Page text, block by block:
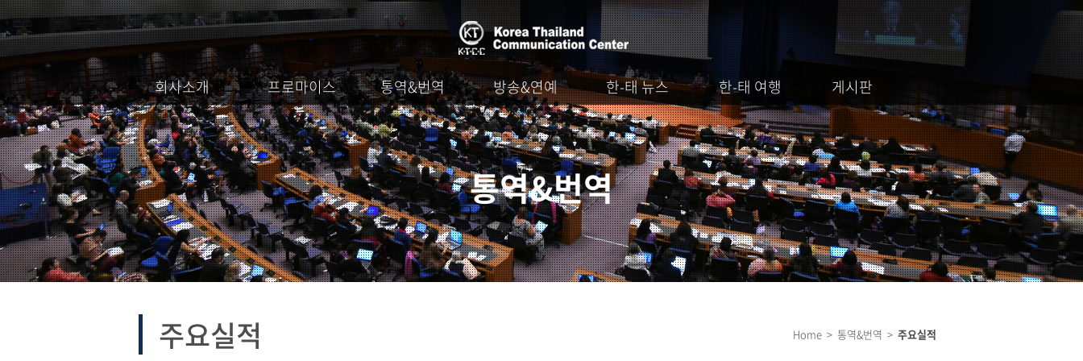
회사소개 프로마이스 통역&번역 방송&연예 한-태 뉴스 한-태 여행 게시판
통역&번역
주요실적 Home > 통역&번역 > 주요실적